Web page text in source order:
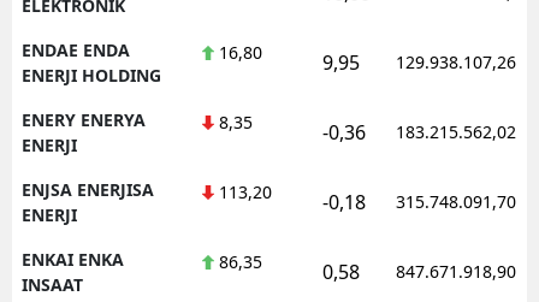
ELEKTRONIK
ENDAE ENDA
ENERJI HOLDING
16,80 9,95 129.938.107,26
ENERY ENERYA
ENERJI
8,35 -0,36 183.215.562,02
ENJSA ENERJISA
ENERJI
113,20 -0,18 315.748.091,70
ENKAI ENKA
INSAAT
86,35 0,58 847.671.918,90